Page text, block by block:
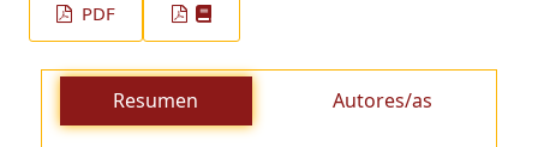
PDF
Resumen Autores/as